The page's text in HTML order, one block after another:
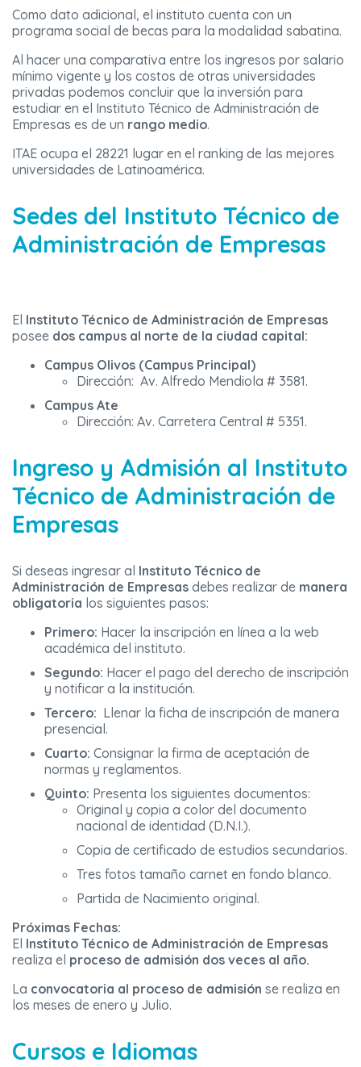
Como dato adicional, el instituto cuenta con un
programa social de becas para la modalidad sabatina.
Al hacer una comparativa entre los ingresos por salario
mínimo vigente y los costos de otras universidades
privadas podemos concluir que la inversión para
estudiar en el Instituto Técnico de Administración de
Empresas es de un rango medio.
ITAE ocupa el 28221 lugar en el ranking de las mejores
universidades de Latinoamérica.
Sedes del Instituto Técnico de
Administración de Empresas
El Instituto Técnico de Administración de Empresas
posee dos campus al norte de la ciudad capital:
Campus Olivos (Campus Principal)
Dirección: Av. Alfredo Mendiola # 3581.
Campus Ate
Dirección: Av. Carretera Central # 5351.
Ingreso y Admisión al Instituto
Técnico de Administración de
Empresas
Si deseas ingresar al Instituto Técnico de
Administración de Empresas debes realizar de manera
obligatoria los siguientes pasos:
Primero: Hacer la inscripción en línea a la web
académica del instituto.
Segundo: Hacer el pago del derecho de inscripción
y notificar a la institución.
Tercero: Llenar la ficha de inscripción de manera
presencial.
Cuarto: Consignar la firma de aceptación de
normas y reglamentos.
Quinto: Presenta los siguientes documentos:
Original y copia a color del documento
nacional de identidad (D.N.I.).
Copia de certificado de estudios secundarios.
Tres fotos tamaño carnet en fondo blanco.
Partida de Nacimiento original.
Próximas Fechas:
El Instituto Técnico de Administración de Empresas
realiza el proceso de admisión dos veces al año.
La convocatoria al proceso de admisión se realiza en
los meses de enero y Julio.
Cursos e Idiomas